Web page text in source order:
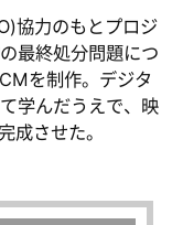
協力のもとプロジ
最終処分問題につ
を制作。デジタ
学んだうえで、映
成させた。